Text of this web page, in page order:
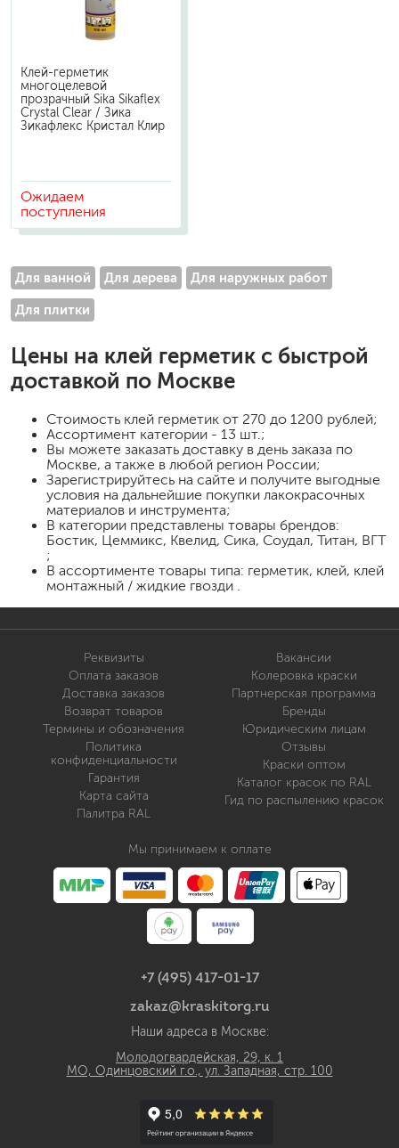
Клей-герметик
многоцелевой
прозрачный Sika Sikaflex
Crystal Clear / Зика
Зикафлекс Кристал Клир
Ожидаем
поступления
Для ванной Для дерева Для наружных работ
Для плитки
Цены на клей герметик с быстрой
доставкой по Москве
Стоимость клей герметик от 270 до 1200 рублей;
Ассортимент категории - 13 шт.;
Вы можете заказать доставку в день заказа по
Москве, а также в любой регион России;
Зарегистрируйтесь на сайте и получите выгодные
условия на дальнейшие покупки лакокрасочных
материалов и инструмента;
В категории представлены товары брендов:
Бостик, Цеммикс, Квелид, Сика, Соудал, Титан, ВГТ
;
В ассортименте товары типа: герметик, клей, клей
монтажный / жидкие гвозди .
Реквизиты
Оплата заказов
Доставка заказов
Возврат товаров
Термины и обозначения
Политика
конфиденциальности
Гарантия
Карта сайта
Палитра RAL
Вакансии
Колеровка краски
Партнерская программа
Бренды
Юридическим лицам
Отзывы
Краски оптом
Каталог красок по RAL
Гид по распылению красок
Мы принимаем к оплате
+7 (495) 417-01-17
zakaz@kraskitorg.ru
Наши адреса в Москве:
Молодогвардейская, 29, к. 1
МО, Одинцовский г.о., ул. Западная, стр. 100